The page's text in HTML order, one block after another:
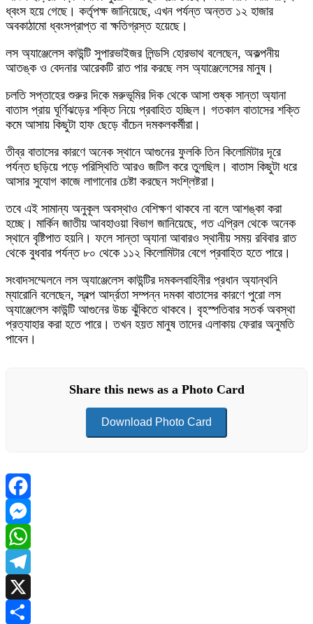
ধ্বংস হয়ে গেছে। কর্তৃপক্ষ জানিয়েছে, এখন পর্যন্ত অন্তত ১২ হাজার
অবকাঠামো ধ্বংসপ্রাপ্ত বা ক্ষতিগ্রস্ত হয়েছে।
লস অ্যাঞ্জেলেস কাউন্টি সুপারভাইজর লিন্ডসি হোরভাথ বলেছেন, অকল্পনীয়
আতঙ্ক ও বেদনার আরেকটি রাত পার করছে লস অ্যাঞ্জেলেসের মানুষ।
চলতি সপ্তাহের শুরুর দিকে মরুভূমির দিক থেকে আসা শুষ্ক সান্তা অ্যানা
বাতাস প্রায় ঘূর্ণিঝড়ের শক্তি নিয়ে প্রবাহিত হচ্ছিল। গতকাল বাতাসের শক্তি
কমে আসায় কিছুটা হাফ ছেড়ে বাঁচেন দমকলকর্মীরা।
তীব্র বাতাসের কারণে অনেক স্থানে আগুনের ফুলকি তিন কিলোমিটার দূরে
পর্যন্ত ছড়িয়ে পড়ে পরিস্থিতি আরও জটিল করে তুলছিল। বাতাস কিছুটা ধরে
আসার সুযোগ কাজে লাগানোর চেষ্টা করছেন সংশ্লিষ্টরা।
তবে এই সামান্য অনুকূল অবস্থাও বেশিক্ষণ থাকবে না বলে আশঙ্কা করা
হচ্ছে। মার্কিন জাতীয় আবহাওয়া বিভাগ জানিয়েছে, গত এপ্রিল থেকে অনেক
স্থানে বৃষ্টিপাত হয়নি। ফলে সান্তা অ্যানা আবারও স্থানীয় সময় রবিবার রাত
থেকে বুধবার পর্যন্ত ৮০ থেকে ১১২ কিলোমিটার বেগে প্রবাহিত হতে পারে।
সংবাদসম্মেলনে লস অ্যাঞ্জেলেস কাউন্টির দমকলবাহিনীর প্রধান অ্যান্থনি
ম্যারোনি বলেছেন, স্বল্প আর্দ্রতা সম্পন্ন দমকা বাতাসের কারণে পুরো লস
অ্যাঞ্জেলেস কাউন্টি আগুনের উচ্চ ঝুঁকিতে থাকবে। বৃহস্পতিবার সতর্ক অবস্থা
প্রত্যাহার করা হতে পারে। তখন হয়ত মানুষ তাদের এলাকায় ফেরার অনুমতি
পাবেন।
Share this news as a Photo Card
Download Photo Card
Facebook
Messenger
WhatsApp
Telegram
X